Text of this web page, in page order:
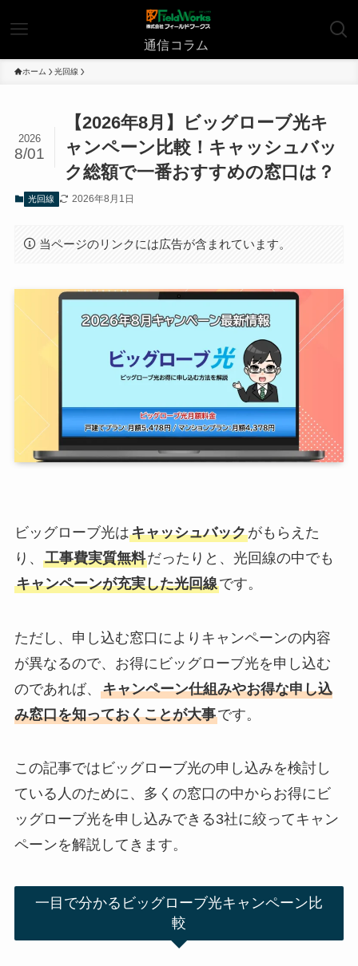
| 通信コラム
ホーム 光回線
【2026年8月】ビッグローブ光キ
ャンペーン比較！キャッシュバッ
ク総額で一番おすすめの窓口は？
2026
8/01
光回線 2026年8月1日
当ページのリンクには広告が含まれています。
ビッグローブ光はキャッシュバックがもらえた
り、 工事費実質無料だったりと、光回線の中でも
キャンペーンが充実した光回線です。
ただし、申し込む窓口によりキャンペーンの内容
が異なるので、お得にビッグローブ光を申し込む
のであれば、 キャンペーン仕組みやお得な申し込
み窓口を知っておくことが大事です。
この記事ではビッグローブ光の申し込みを検討し
ている人のために、多くの窓口の中からお得にビ
ッグローブ光を申し込みできる3社に絞ってキャン
ペーンを解説してきます。
一目で分かるビッグローブ光キャンペーン比
較